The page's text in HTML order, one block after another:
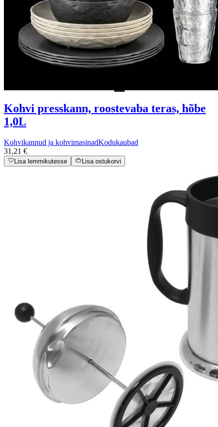
Kohvi presskann, roostevaba teras, hõbe
1,0L
Kohvikannud ja kohvimasinadKodukaubad
31,21 €
Lisa lemmikutesse Lisa ostukorvi